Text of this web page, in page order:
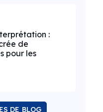
:
de
pour les
DE BLOG